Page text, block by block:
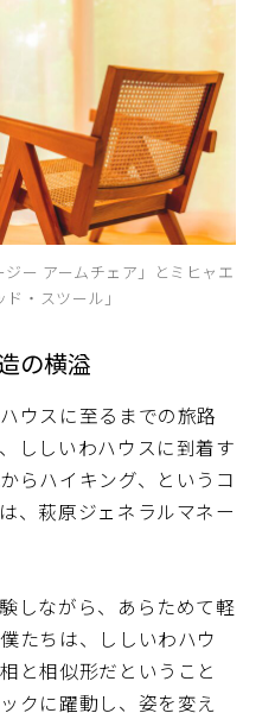
ー アームチェア」とミヒャエ
・スツール」
の横溢
ウスに至るまでの旅路
ししいわハウスに到着す
らハイキング、というコ
、萩原ジェネラルマネー
しながら、あらためて軽
たちは、ししいわハウ
と相似形だということ
クに躍動し、姿を変え